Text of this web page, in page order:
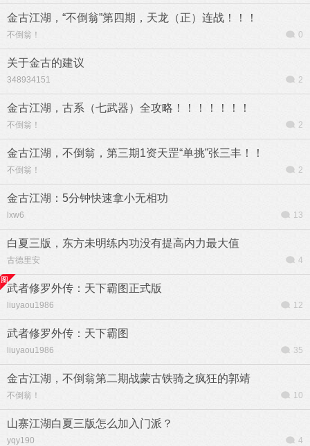
金古江湖，“不倒翁”第四期，天龙（正）连战！！！
不倒翁！ 0
关于金古的建议
348934151 2
金古江湖，古系（七武器）全攻略！！！！！！！
不倒翁！ 2
金古江湖，不倒翁，第三期1资天罡“单挑”张三丰！！
不倒翁！ 2
金古江湖：5分钟快速拿小无相功
lxw6 13
白夏三版，东方未明练内功没有提高内力最大值
古德里安 4
武者修罗外传：天下霸图正式版
liuyaou1986 12
武者修罗外传：天下霸图
liuyaou1986 35
金古江湖，不倒翁第二期战蒙古铁骑之疯狂的郭靖
不倒翁！ 10
山寨江湖白夏三版怎么加入门派？
yqy190 4